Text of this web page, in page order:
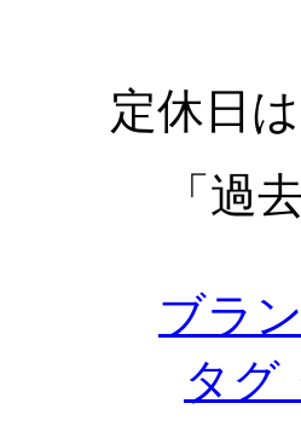
定休日
「過
ブラ
タグ